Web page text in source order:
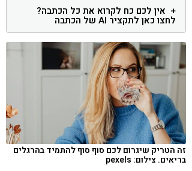
אין לכם כח לקרוא את כל הכתבה?
לחצו כאן לתקציר AI של הכתבה
זה הטריק שיגרום לכם סוף סוף להתמיד בהרגלים
בריאים. צילום: pexels